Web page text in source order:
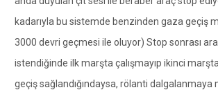
kadarıyla bu sistemde benzinden gaza geçiş
3000 devri geçmesi ile oluyor) Stop sonrası
istendiğinde ilk marşta çalışmayıp ikinci marşta
geçiş sağlandığındaysa, rölanti